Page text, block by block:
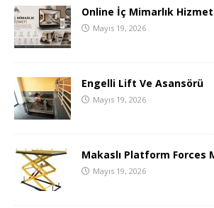
Online İç Mimarlık
Mayıs 19, 2026
Engelli Lift Ve Asansörü
Mayıs 19, 2026
Makaslı Platform Forces
Mayıs 19, 2026